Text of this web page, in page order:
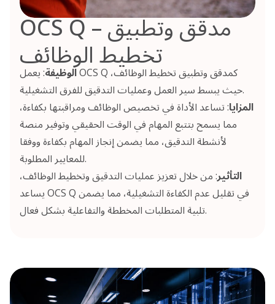
OCS Q – مدقق وتطبيق
تخطيط الوظائف
الوظيفة: يعمل OCS Q كمدقق وتطبيق تخطيط الوظائف،
حيث يبسط سير العمل وعمليات التدقيق للفرق التشغيلية.
المزايا: تساعد الأداة في تخصيص الوظائف ومراقبتها بكفاءة،
مما يسمح بتتبع المهام في الوقت الحقيقي وتوفير منصة
لأنشطة التدقيق، مما يضمن إنجاز المهام بكفاءة ووفقا
للمعايير المطلوبة.
التأثير: من خلال تعزيز عمليات التدقيق وتخطيط الوظائف،
يساعد OCS Q في تقليل عدم الكفاءة التشغيلية، مما يضمن
تلبية المتطلبات المخططة والتفاعلية بشكل فعال.